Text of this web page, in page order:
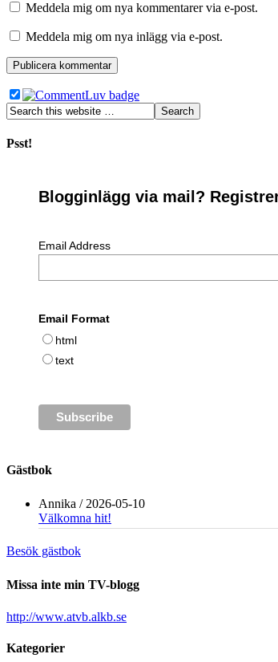
Meddela mig om nya kommentarer via e-post.
Meddela mig om nya inlägg via e-post.
Psst!
Blogginlägg via mail?
Email Address
Email Format
html
text
Gästbok
Annika / 2026-05-10
Välkomna hit!
Besök gästbok
Missa inte min TV-blogg
http://www.atvb.alkb.se
Kategorier